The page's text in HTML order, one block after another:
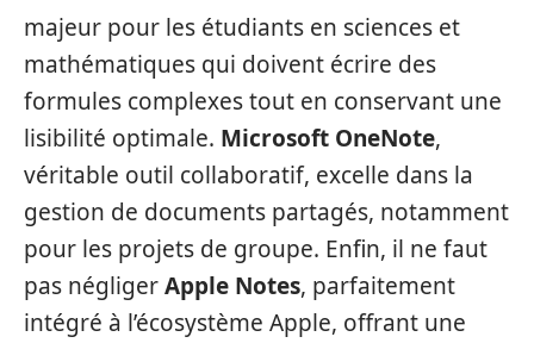
majeur pour les étudiants en sciences et
mathématiques qui doivent écrire des
formules complexes tout en conservant une
lisibilité optimale. Microsoft OneNote,
véritable outil collaboratif, excelle dans la
gestion de documents partagés, notamment
pour les projets de groupe. Enfin, il ne faut
pas négligerApple Notes, parfaitement
intégré à l’écosystème Apple, offrant une